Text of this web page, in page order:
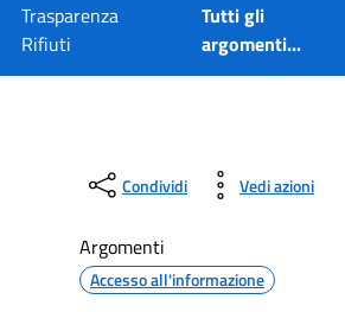
Trasparenza
Rifiuti
Tutti gli
argomenti...
Condividi Vedi azioni
Argomenti
Accesso all'informazione